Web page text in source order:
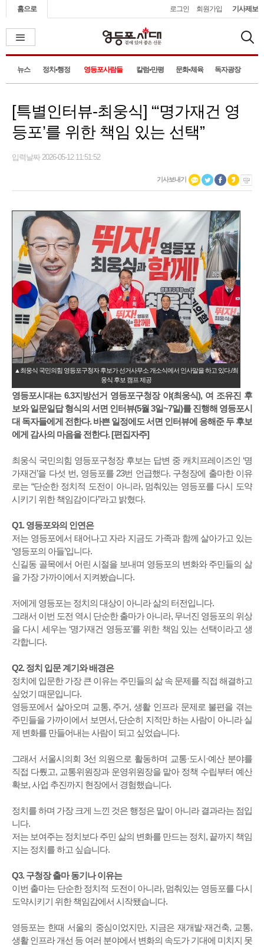
홈으로 로그인 회원가입 기사제보
뉴스 정치•행정 영등포사람들 칼럼•만평 문화•체육 독자광장
[특별인터뷰-최웅식] “‘명가재건 영
등포’를 위한 책임 있는 선택”
입력날짜 2026-05-12 11:51:52
기사보내기
▲최웅식 국민의힘 영등포구청자 후보가 선거사무소 개소식에서 인사말을 하고 있다./최
웅식 후보 캠프 제공
영등포시대는 6.3지방선거 영등포구청장 야(최웅식), 여 조유진 후
보와 일문일답 형식의 서면 인터뷰(5월 3일~7일)를 진행해 영등포시
대 독자들에게 전한다. 바쁜 일정에도 서면 인터뷰에 응해준 두 후보
에게 감사의 마음을 전한다. [편집자주]
최웅식 국민의힘 영등포구청장 후보는 답변 중 캐치프레이즈인 ‘명
가재건’을 다섯 번, 영등포를 23번 언급했다. 구청장에 출마한 이유
로는 “단순한 정치적 도전이 아니라, 멈춰있는 영등포를 다시 도약
시키기 위한 책임감이다”라고 밝혔다.
Q1. 영등포와의 인연은
저는 영등포에서 태어나고 자라 지금도 가족과 함께 살아가고 있는
‘영등포의 아들’입니다.
신길동 골목에서 어린 시절을 보내며 영등포의 변화와 주민들의 삶
을 가장 가까이에서 지켜봤습니다.
저에게 영등포는 정치의 대상이 아니라 삶의 터전입니다.
그래서 이번 도전 역시 단순한 출마가 아니라, 무너진 영등포의 위상
을 다시 세우는 ‘명가재건 영등포’를 위한 책임 있는 선택이라고 생
각합니다.
Q2. 정치 입문 계기와 배경은
정치에 입문한 가장 큰 이유는 주민들의 삶 속 문제를 직접 해결하고
싶었기 때문입니다.
영등포에서 살아오며 교통, 주거, 생활 인프라 문제로 불편을 겪는
주민들을 가까이에서 보면서, 단순히 지적만 하는 사람이 아니라 실
제 변화를 만들어내는 사람이 되고 싶었습니다.
그래서 서울시의회 3선 의원으로 활동하며 교통·도시·예산 분야를
직접 다뤘고, 교통위원장과 운영위원장을 맡아 정책 수립부터 예산
확보, 사업 추진까지 현장에서 경험했습니다.
정치를 하며 가장 크게 느낀 것은 행정은 말이 아니라 결과라는 점입
니다.
저는 보여주는 정치보다 주민 삶의 변화를 만드는 정치, 끝까지 책임
지는 정치를 하고 싶습니다.
Q3. 구청장 출마 동기나 이유는
이번 출마는 단순한 정치적 도전이 아니라, 멈춰있는 영등포를 다시
도약시키기 위한 책임감에서 시작됐습니다.
영등포는 한때 서울의 중심이었지만, 지금은 재개발·재건축, 교통,
생활 인프라 개선 등 여러 분야에서 변화의 속도가 기대에 미치지 못